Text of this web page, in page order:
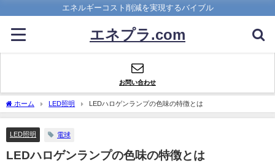
エネルギーコスト削減を実現するバイブル
エネプラ.com
お問い合わせ
ホーム LED照明 LEDハロゲンランプの色味の特徴とは
LED照明 電球
LEDハロゲンランプの色味の特徴とは